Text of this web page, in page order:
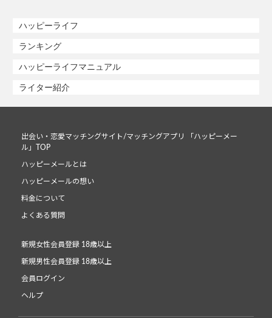
ハッピーライフ
ランキング
ハッピーライフマニュアル
ライター紹介
出会い・恋愛マッチングサイト/マッチングアプリ 「ハッピーメー
ル」TOP
ハッピーメールとは
ハッピーメールの想い
料金について
よくある質問
新規女性会員登録 18歳以上
新規男性会員登録 18歳以上
会員ログイン
ヘルプ